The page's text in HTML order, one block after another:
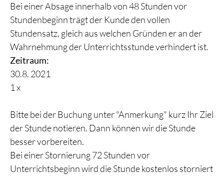
Bei einer Absage innerhalb von 48 Stunden vor
Stundenbeginn trägt der Kunde den vollen
Stundensatz, gleich aus welchen Gründen er an der
Wahrnehmung der Unterrichtsstunde verhindert ist.
Zeitraum:
30.8. 2021
1 x
Bitte bei der Buchung unter "Anmerkung" kurz Ihr Ziel
der Stunde notieren. Dann können wir die Stunde
besser vorbereiten.
Bei einer Stornierung 72 Stunden vor
Unterrichtsbeginn wird die Stunde kostenlos storniert